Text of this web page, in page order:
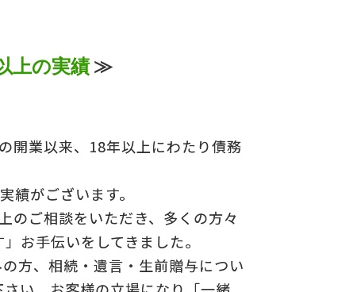
上の実績 ≫
開業以来、18年以上にわたり債務
績がございます。
のご相談をいただき、多くの方々
お手伝いをしてきました。
方、相続・遺言・生前贈与につい